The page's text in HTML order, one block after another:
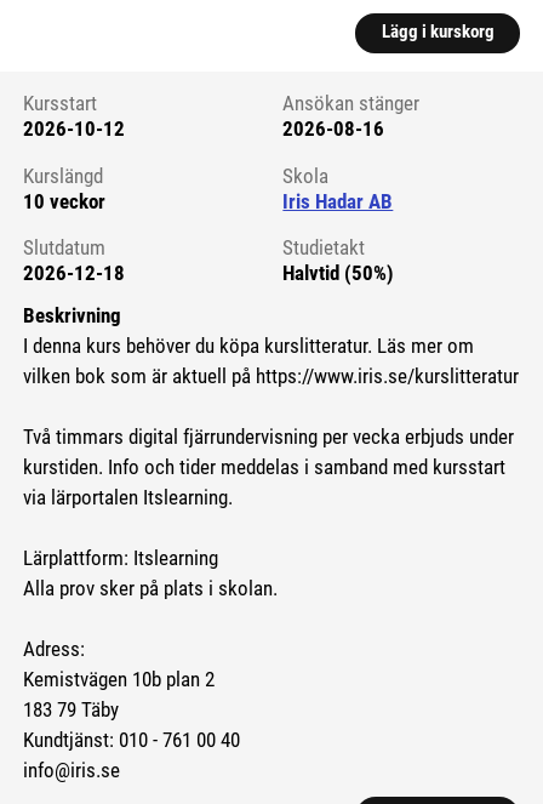
Lägg i kurskorg
Kursstart 6199562
Kursstart
2026-10-12
Ansökan stänger
2026-08-16
Kurslängd
10 veckor
Skola
Iris Hadar AB
Slutdatum
2026-12-18
Studietakt
Halvtid (50%)
Beskrivning
I denna kurs behöver du köpa kurslitteratur. Läs mer om
vilken bok som är aktuell på https://www.iris.se/kurslitteratur
Två timmars digital fjärrundervisning per vecka erbjuds under
kurstiden. Info och tider meddelas i samband med kursstart
via lärportalen Itslearning.
Lärplattform: Itslearning
Alla prov sker på plats i skolan.
Adress:
Kemistvägen 10b plan 2
183 79 Täby
Kundtjänst: 010 - 761 00 40
info@iris.se